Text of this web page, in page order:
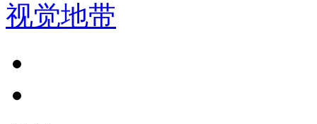
视觉地带